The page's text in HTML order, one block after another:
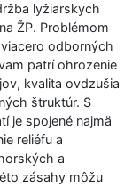
lyžiarskych
ŽP. Problémom
odborných
patrí ohrozenie
kvalita ovdzušia
štruktúr. S
je spojené najmä
reliéfu a
a
zásahy môžu